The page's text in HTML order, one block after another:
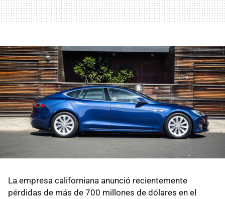
La empresa californiana anunció recientemente
pérdidas de más de 700 millones de dólares en el